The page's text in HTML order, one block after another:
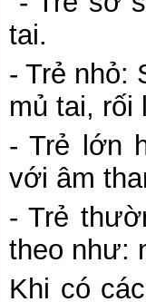
tai.
- Trẻ nhỏ:
mủ tai, rối
- Trẻ lớn
với âm
- Trẻ
theo như:
Khi có